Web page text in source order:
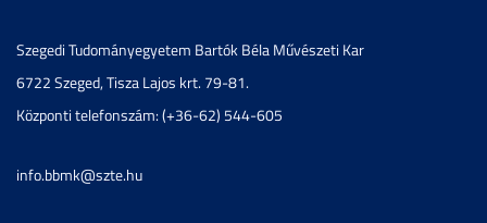
Szegedi Tudományegyetem Bartók Béla Művészeti Kar
6722 Szeged, Tisza Lajos krt. 79-81.
Központi telefonszám: (+36-62) 544-605
info.bbmk@szte.hu